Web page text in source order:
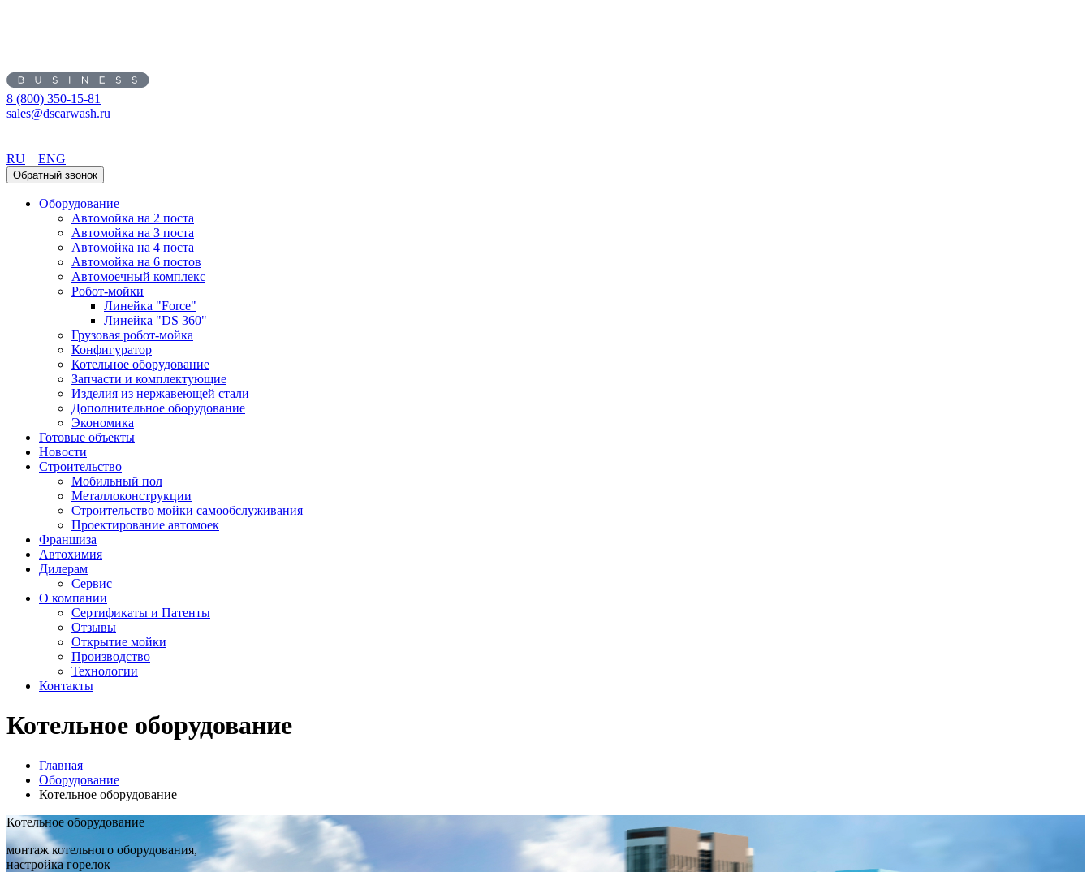
8 (800) 350-15-81
sales@dscarwash.ru
RU
ENG
Обратный звонок
Оборудование
Автомойка на 2 поста
Автомойка на 3 поста
Автомойка на 4 поста
Автомойка на 6 постов
Автомоечный комплекс
Робот-мойки
Линейка "Force"
Линейка "DS 360"
Грузовая робот-мойка
Конфигуратор
Котельное оборудование
Запчасти и комплектующие
Изделия из нержавеющей стали
Дополнительное оборудование
Экономика
Готовые объекты
Новости
Строительство
Мобильный пол
Металлоконструкции
Строительство мойки самообслуживания
Проектирование автомоек
Франшиза
Автохимия
Дилерам
Сервис
О компании
Сертификаты и Патенты
Отзывы
Открытие мойки
Производство
Технологии
Контакты
Котельное оборудование
Главная
Оборудование
Котельное оборудование
Котельное оборудование
монтаж котельного оборудования,
настройка горелок